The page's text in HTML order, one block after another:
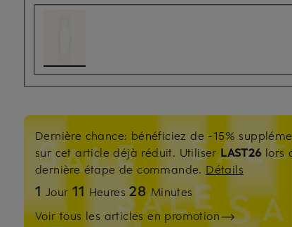
Dernière chance: bénéficiez de -15%
sur cet article déjà réduit. UtiliserLAST26 lors
dernière étape de commande. Détails
1 Jour11 Heures28Minutes
Voir tous les articles en promotion